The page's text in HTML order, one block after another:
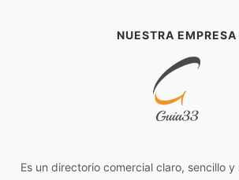
NUESTRA EMPRESA
Es un directorio comercial claro, sencillo